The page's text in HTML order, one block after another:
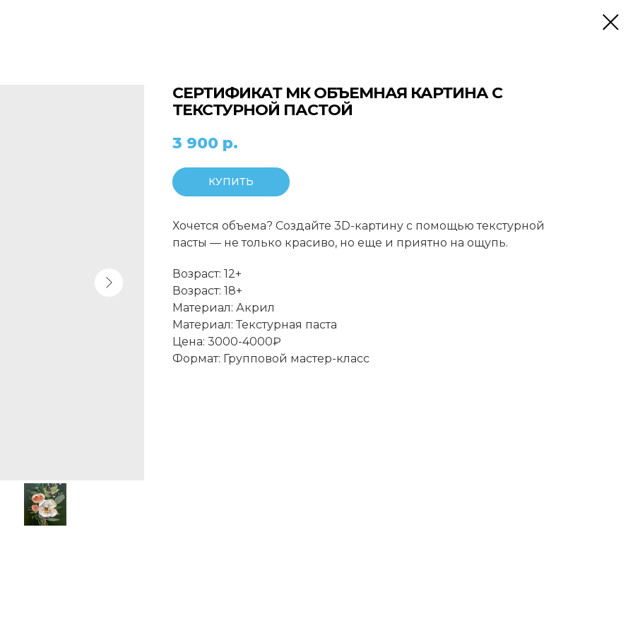
СЕРТИФИКАТ МК ОБЪЕМНАЯ КАРТИНА С
ТЕКСТУРНОЙ ПАСТОЙ
3 900 р.
КУПИТЬ
Хочется объема? Создайте 3D-картину с помощью текстурной
пасты — не только красиво, но еще и приятно на ощупь.
Возраст: 12+
Возраст: 18+
Материал: Акрил
Материал: Текстурная паста
Цена: 3000-4000₽
Формат: Групповой мастер-класс